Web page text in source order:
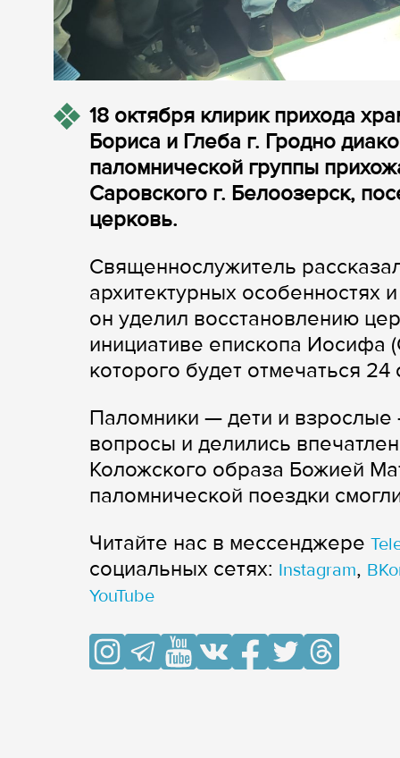
18 октября клирик прихода
Бориса и Глеба г. Гродно
паломнической группы
Саровского г. Белоозерск,
церковь.
Священнослужитель
архитектурных
он уделил восстановлению
инициативе епископа Иосифа
которого будет отмечаться 24
Паломники — дети и взрослые
вопросы и делились
Коложского образа Божией
паломнической поездки
Читайте нас в мессенджере
cоциальных сетях: Instagram,
YouTube